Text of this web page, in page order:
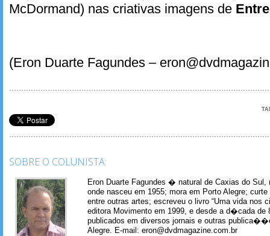
McDormand) nas criativas imagens de
(Eron Duarte Fagundes –
SOBRE O COLUNISTA:
Eron Duarte Fagundes � natural de Caxias do Sul,
onde nasceu em 1955; mora em Porto Alegre;
entre outras artes; escreveu o livro “Uma vida nos
editora Movimento em 1999, e desde a d�cada de
publicados em diversos jornais e outras
Alegre. E-mail: eron@dvdmagazine.com.br